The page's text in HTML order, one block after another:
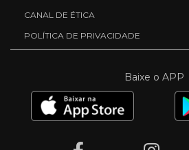
CANAL DE ÉTICA
POLÍTICA DE PRIVACIDADE
Baixe o APP